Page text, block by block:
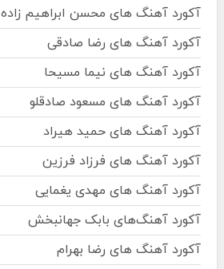
آکورد آهنگ های محسن ابراهیم زاده
آکورد آهنگ های رضا صادقی
آکورد آهنگ های نیما مسیحا
آکورد آهنگ های مسعود صادقلو
آکورد آهنگ های حمید هیراد
آکورد آهنگ های فرزاد فرزین
آکورد آهنگ های مهدی یغمایی
آکورد آهنگ‌های بابک جهانبخش
آکورد آهنگ های رضا بهرام